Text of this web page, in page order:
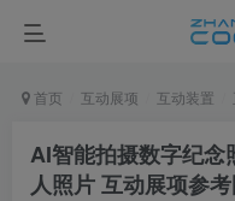
首页 互动展项 互动装置
AI智能拍摄数字纪念
人照片 互动展项参